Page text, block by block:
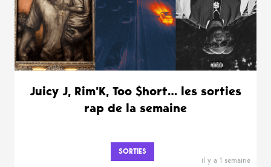
Juicy J, Rim’K, Too $hort… les sorties
rap de la semaine
SORTIES
il y a 1 semaine